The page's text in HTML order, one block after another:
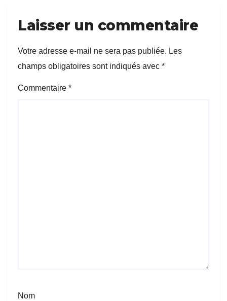
Laisser un commentaire
Votre adresse e-mail ne sera pas publiée. Les
champs obligatoires sont indiqués avec *
Commentaire *
Nom